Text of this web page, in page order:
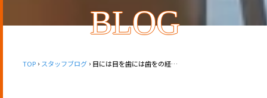
BLOG
TOP スタッフブログ 目には目を歯には歯をの経済事情